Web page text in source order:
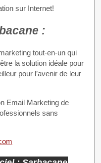
sur Internet!
:
tout-en-un qui
la solution idéale pour
pour l’avenir de leur
Email Marketing de
sans